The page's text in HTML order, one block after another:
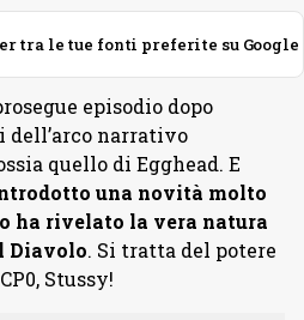
tra le tue fonti preferite su Google
episodio dopo
dell’arco narrativo
quello di Egghead. E
una novità molto
ha rivelato la vera natura
Diavolo. Si tratta del potere
Stussy!